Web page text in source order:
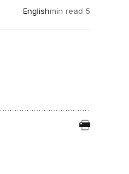
5 min read
English